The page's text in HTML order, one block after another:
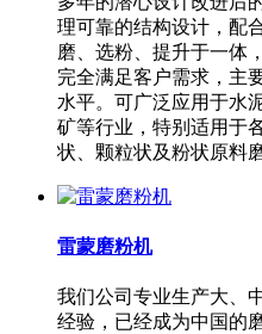
理可靠的结构设计，配
磨、选粉、提升于一体
完全满足客户需求，主
水平。可广泛应用于水
矿等行业，特别适用于
状、颗粒状及粉状原料
雷蒙磨粉机
我们公司专业生产大、
经验，已经成为中国的